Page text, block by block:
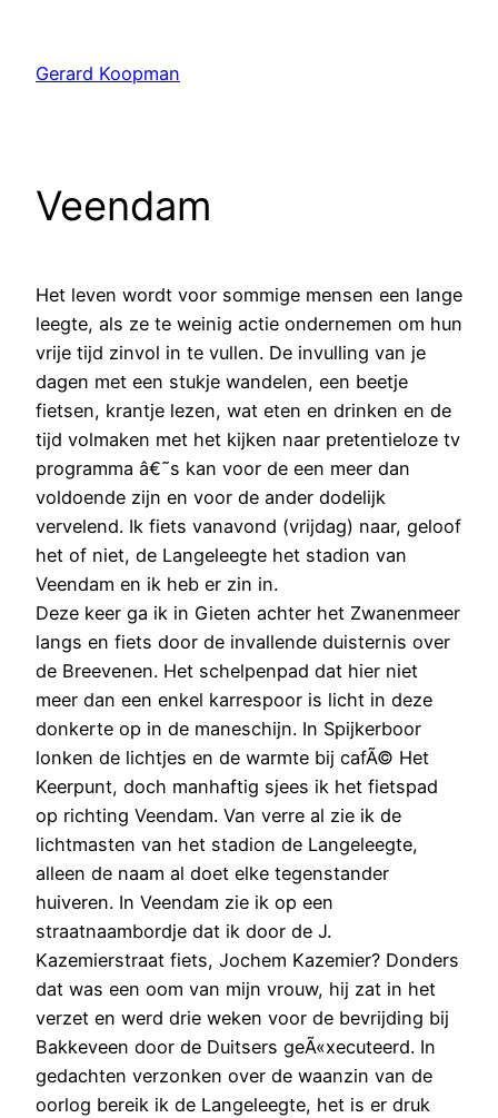
Gerard Koopman
Veendam
Het leven wordt voor sommige mensen een lange
leegte, als ze te weinig actie ondernemen om hun
vrije tijd zinvol in te vullen. De invulling van je
dagen met een stukje wandelen, een beetje
fietsen, krantje lezen, wat eten en drinken en de
tijd volmaken met het kijken naar pretentieloze tv
programma â€˜s kan voor de een meer dan
voldoende zijn en voor de ander dodelijk
vervelend. Ik fiets vanavond (vrijdag) naar, geloof
het of niet, de Langeleegte het stadion van
Veendam en ik heb er zin in.
Deze keer ga ik in Gieten achter het Zwanenmeer
langs en fiets door de invallende duisternis over
de Breevenen. Het schelpenpad dat hier niet
meer dan een enkel karrespoor is licht in deze
donkerte op in de maneschijn. In Spijkerboor
lonken de lichtjes en de warmte bij cafÃ© Het
Keerpunt, doch manhaftig sjees ik het fietspad
op richting Veendam. Van verre al zie ik de
lichtmasten van het stadion de Langeleegte,
alleen de naam al doet elke tegenstander
huiveren. In Veendam zie ik op een
straatnaambordje dat ik door de J.
Kazemierstraat fiets, Jochem Kazemier? Donders
dat was een oom van mijn vrouw, hij zat in het
verzet en werd drie weken voor de bevrijding bij
Bakkeveen door de Duitsers geÃ«xecuteerd. In
gedachten verzonken over de waanzin van de
oorlog bereik ik de Langeleegte, het is er druk